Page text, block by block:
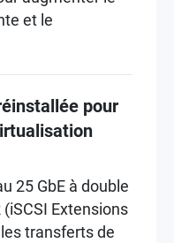
et le
pour
25 GbE à double
Extensions
transferts de